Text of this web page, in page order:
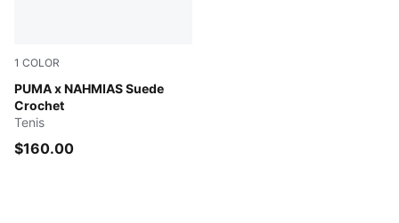
1 COLOR
PUMA x NAHMIAS Suede
Crochet
Jasmine Flower-Pink Pixel-Canvas
Tenis
$160.00